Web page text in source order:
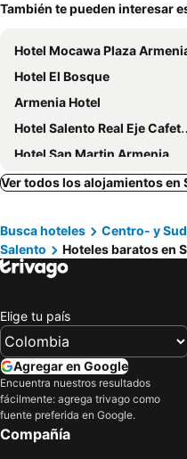
También te pueden interesar
Hotel Mocawa Plaza
Hotel El Bosque
Armenia Hotel
Hotel Salento Real Eje Cafetero
Hotel San Martin Armenia
HOTEL ARMENIA CENTRO
Hotel Confortel
Hotel Aires del Quindío Armenia
Marckia Hotel
Hotel El Mirador del Cocora
Colibrí
Hostal El Molino De Los Vientos
Balcones del Ayer
Hotel Portal Del Norte
Hotel Castillo Real
Ver todos los alojamientos en
Busca hoteles Centro- y
Salento
Hoteles baratos en
Elige tu país
Agregar en Google
Encuentra nuestros resultados
fácilmente: agrega trivago como
fuente preferida en Google.
Compañía